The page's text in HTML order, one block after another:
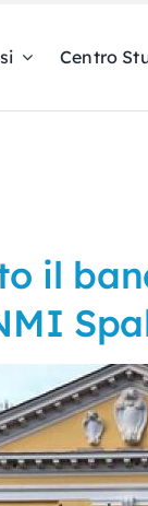
Centro
il